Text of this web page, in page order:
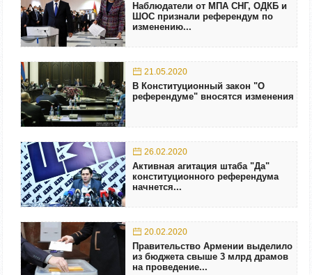
Наблюдатели от МПА СНГ, ОДКБ и
ШОС признали референдум по
изменению...
21.05.2020
В Конституционный закон "О
референдуме" вносятся изменения
26.02.2020
Активная агитация штаба "Да"
конституционного референдума
начнется...
20.02.2020
Правительство Армении выделило
из бюджета свыше 3 млрд драмов
на проведение...